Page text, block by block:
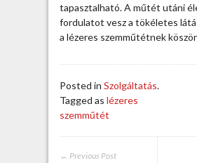
s
h
e
tapasztalható. A műtét utáni
fordulatot vesz a tökéletes
a lézeres szemműtétnek
Posted in Szolgáltatás.
Tagged as lézeres
szemműtét
← Previous Post